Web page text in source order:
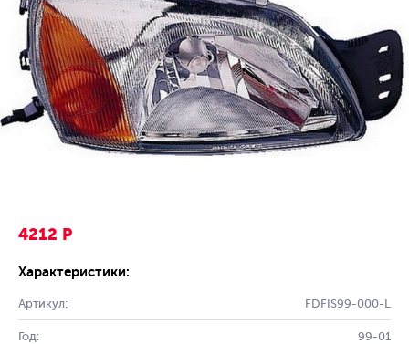
4212 Р
Характеристики:
Артикул: FDFIS99-000-L
Год: 99-01